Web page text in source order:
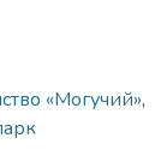
«Могучий»,